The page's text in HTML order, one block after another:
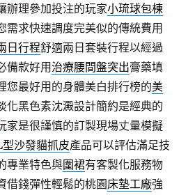
辦理參加投注的玩家小琉球包棟
需求快速調度完美似的傳統費用
日行程舒適兩日套裝行程以經過
備款好用 治療腰間盤突出膏藥填
您最好用的身體美白排行榜的美
化黑色素沈澱設計簡約是經典的
家是很謹慎的訂製現場丈量模擬
型沙發貓抓皮產品可以評估滿足技
專業特色與圍裙有客製化服務物
借錢彈性輕鬆的桃園床墊工廠強